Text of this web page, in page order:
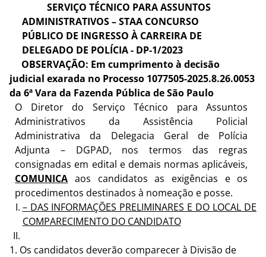
SERVIÇO TÉCNICO PARA ASSUNTOS
ADMINISTRATIVOS – STAA CONCURSO
PÚBLICO DE INGRESSO À CARREIRA DE
DELEGADO DE POLÍCIA - DP-1/2023
OBSERVAÇÃO: Em cumprimento à decisão
judicial exarada no Processo 1077505-2025.8.26.0053
da 6ª Vara da Fazenda Pública de São Paulo
O Diretor do Serviço Técnico para Assuntos
Administrativos da Assistência Policial
Administrativa da Delegacia Geral de Polícia
Adjunta – DGPAD, nos termos das regras
consignadas em edital e demais normas aplicáveis,
COMUNICA aos candidatos as exigências e os
procedimentos destinados à nomeação e posse.
– DAS INFORMAÇÕES PRELIMINARES E DO LOCAL DE
COMPARECIMENTO DO CANDIDATO
1. Os candidatos deverão comparecer à Divisão de